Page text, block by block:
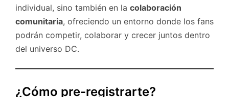
individual, sino también en la colaboración
comunitaria, ofreciendo un entorno donde los fans
podrán competir, colaborar y crecer juntos dentro
del universo DC.
¿Cómo pre-registrarte?